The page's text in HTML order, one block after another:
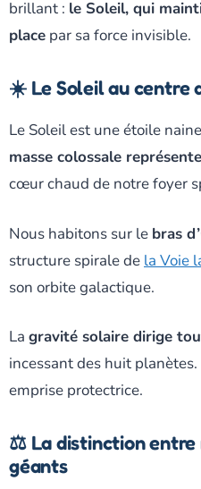
brillant : le Soleil, qui
place par sa force invisible.
☀️ Le Soleil au centre
Le Soleil est une étoile
masse colossale
cœur chaud de notre foyer
Nous habitons sur le bras
structure spirale de la Voie
son orbite galactique.
La gravité solaire dirige
incessant des huit planètes.
emprise protectrice.
⚖️ La distinction entre
géants